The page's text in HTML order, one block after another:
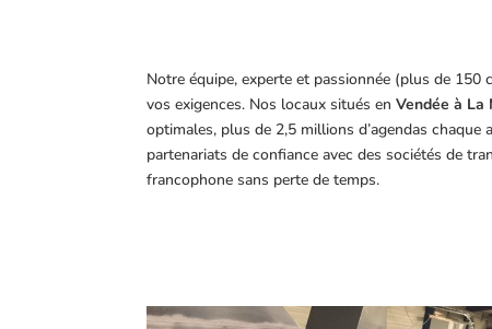
Notre équipe, experte et passionnée (plus de
vos exigences. Nos locaux situés enVendée à La
optimales, plus de 2,5 millions d’agendas
partenariats de confiance avec des sociétés de
francophone sans perte de temps.